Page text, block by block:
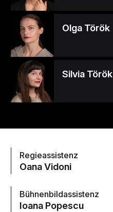
Olga Török
Silvia Török
Regieassistenz
Oana Vidoni
Bühnenbildassistenz
Ioana Popescu